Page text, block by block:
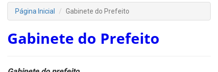
Página Inicial Gabinete do Prefeito
Gabinete do Prefeito